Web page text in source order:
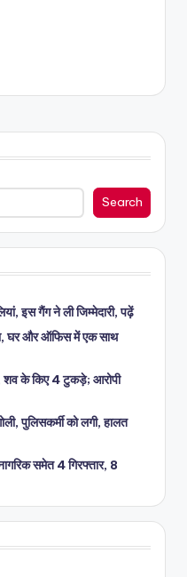
Search
इस गैंग ने ली जिम्मेदारी, पढ़ें
घर और ऑफिस में एक साथ
शव के किए 4 टुकड़े; आरोपी
पुलिसकर्मी को लगी, हालत
समेत 4 गिरफ्तार, 8